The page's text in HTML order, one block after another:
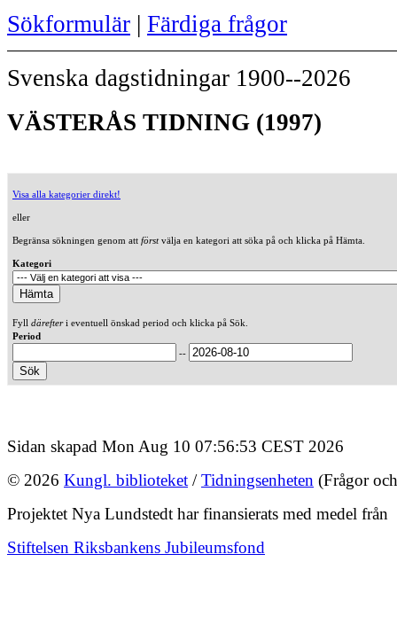
Sökformulär | Färdiga frågor
Svenska dagstidningar 1900--2026
VÄSTERÅS TIDNING (1997)
Visa alla kategorier direkt!
eller
Begränsa sökningen genom att förstvälja en kategori att söka på och klicka på Hämta.
Kategori
Fyll därefteri eventuell önskad period och klicka på Sök.
Period
--
Sidan skapad Mon Aug 10 07:56:53 CEST 2026
© 2026 Kungl. biblioteket /Tidningsenheten (Frågor
Projektet Nya Lundstedt har finansierats med medel från
Stiftelsen Riksbankens Jubileumsfond